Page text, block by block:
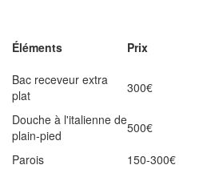
Éléments Prix
Bac receveur extra
plat
300€
Douche à l'italienne de
plain-pied
500€
Parois
150-300€